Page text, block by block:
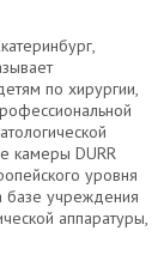
по хирургии,
камеры DURR
уровня
базе учреждения
аппаратуры,